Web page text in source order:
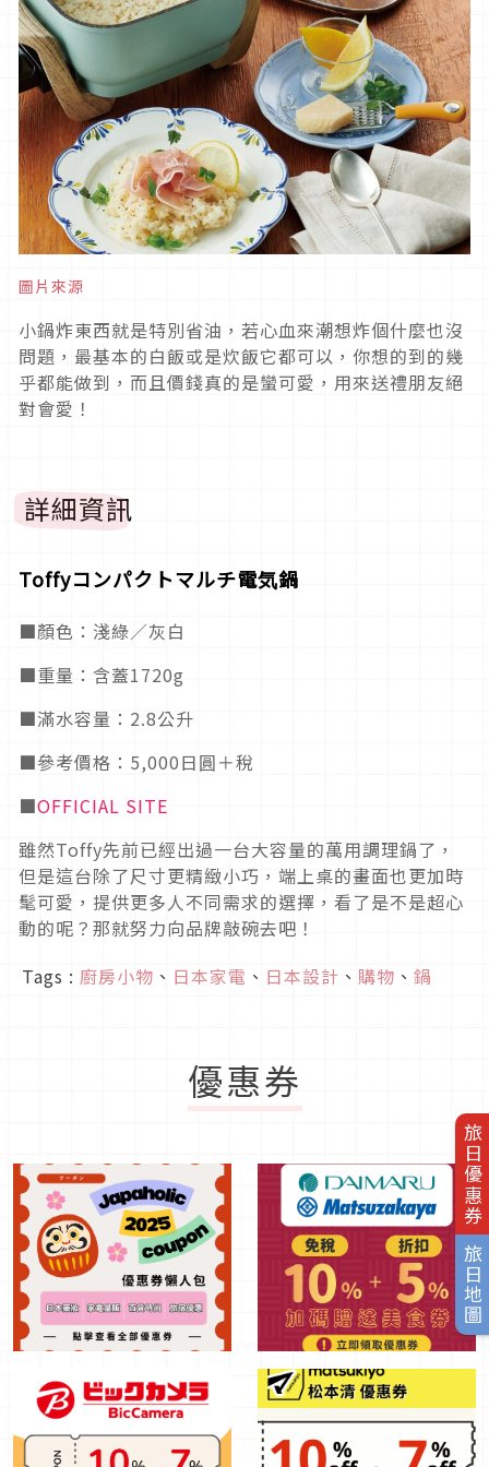
旅日優惠券
旅日地圖
圖片來源
小鍋炸東西就是特別省油，若心血來潮想炸個什麼也沒
問題，最基本的白飯或是炊飯它都可以，你想的到的幾
乎都能做到，而且價錢真的是蠻可愛，用來送禮朋友絕
對會愛！
詳細資訊
Toffyコンパクトマルチ電気鍋
■顏色：淺綠／灰白
■重量：含蓋1720g
■滿水容量：2.8公升
■參考價格：5,000日圓＋稅
■OFFICIAL SITE
雖然Toffy先前已經出過一台大容量的萬用調理鍋了，
但是這台除了尺寸更精緻小巧，端上桌的畫面也更加時
髦可愛，提供更多人不同需求的選擇，看了是不是超心
動的呢？那就努力向品牌敲碗去吧！
Tags : 廚房小物 、 日本家電 、 日本設計 、 購物 、 鍋
優惠券